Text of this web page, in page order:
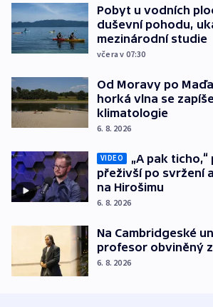
Pobyt u vodních
duševní pohodu,
mezinárodní studie
včera v 07:30
Od Moravy po
horká vlna se
klimatologie
6. 8. 2026
VIDEO
„A pak
přeživší po svržení
na Hirošimu
6. 8. 2026
Na Cambridgeské
profesor obviněný
6. 8. 2026